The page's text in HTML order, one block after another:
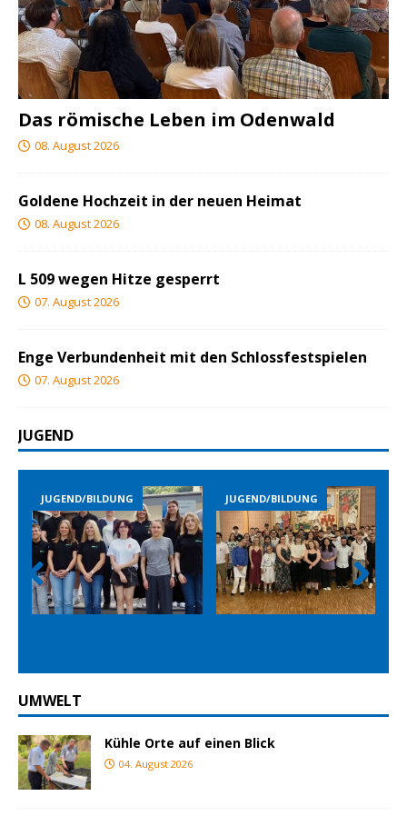
Das römische Leben im Odenwald
08. August 2026
Goldene Hochzeit in der neuen Heimat
08. August 2026
L 509 wegen Hitze gesperrt
07. August 2026
Enge Verbundenheit mit den Schlossfestspielen
07. August 2026
JUGEND
JUGEND/BILDUNG JUGEND/BILDUNG
Prev
ious
Nex
t
UMWELT
Kühle Orte auf einen Blick
04. August 2026